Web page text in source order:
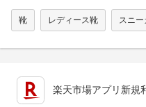
靴 レディース靴 スニー
楽天市場アプリ新規